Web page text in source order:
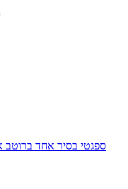
ספגטי בסיר אחד ברוטב